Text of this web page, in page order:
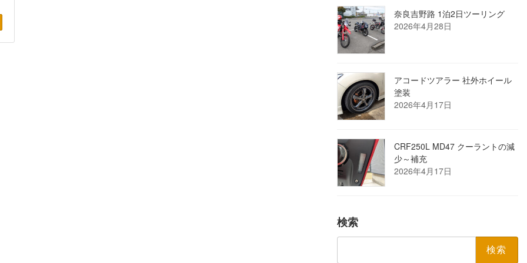
奈良吉野路 1泊2日ツーリング
2026年4月28日
アコードツアラー 社外ホイール
塗装
2026年4月17日
CRF250L MD47 クーラントの減
少～補充
2026年4月17日
検索